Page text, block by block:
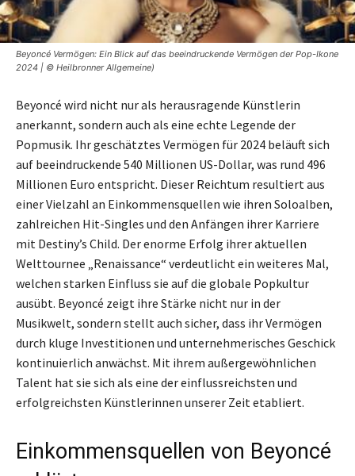
Beyoncé Vermögen: Ein Blick auf das beeindruckende Vermögen der Pop-Ikone
2024 | © Heilbronner Allgemeine)
Beyoncé wird nicht nur als herausragende Künstlerin
anerkannt, sondern auch als eine echte Legende der
Popmusik. Ihr geschätztes Vermögen für 2024 beläuft sich
auf beeindruckende 540 Millionen US-Dollar, was rund 496
Millionen Euro entspricht. Dieser Reichtum resultiert aus
einer Vielzahl an Einkommensquellen wie ihren Soloalben,
zahlreichen Hit-Singles und den Anfängen ihrer Karriere
mit Destiny’s Child. Der enorme Erfolg ihrer aktuellen
Welttournee „Renaissance“ verdeutlicht ein weiteres Mal,
welchen starken Einfluss sie auf die globale Popkultur
ausübt. Beyoncé zeigt ihre Stärke nicht nur in der
Musikwelt, sondern stellt auch sicher, dass ihr Vermögen
durch kluge Investitionen und unternehmerisches Geschick
kontinuierlich anwächst. Mit ihrem außergewöhnlichen
Talent hat sie sich als eine der einflussreichsten und
erfolgreichsten Künstlerinnen unserer Zeit etabliert.
Einkommensquellen von Beyoncé